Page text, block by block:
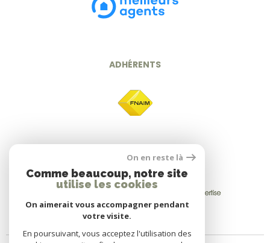
ADHÉRENTS
On en reste là
Comme beaucoup, notre site
utilise les cookies
On aimerait vous accompagner pendant
votre visite.
En poursuivant, vous acceptez l'utilisation des